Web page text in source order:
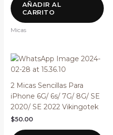
AÑADIR AL
CARRITO
Micas
2 Micas Sencillas Para
iPhone 6G/ 6s/ 7G/ 8G/ SE
2020/ SE 2022 Vikingotek
$50.00